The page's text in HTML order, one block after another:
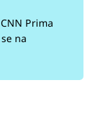
Prima
na